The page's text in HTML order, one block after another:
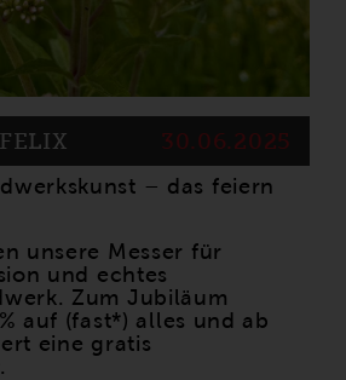
30.06.2025
– das feiern
unsere Messer für
und echtes
Zum Jubiläum
auf (fast*) alles und ab
eine gratis